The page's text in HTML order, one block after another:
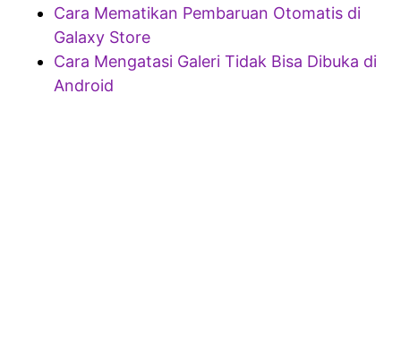
Cara Mematikan Pembaruan Otomatis di
Galaxy Store
Cara Mengatasi Galeri Tidak Bisa Dibuka di
Android